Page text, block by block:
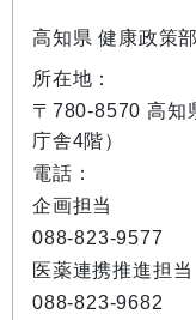
高知県 健康政策
所在地：
〒780-8570 高知
庁舎4階）
電話：
企画担当
088-823-9577
医薬連携推進担当
088-823-9682